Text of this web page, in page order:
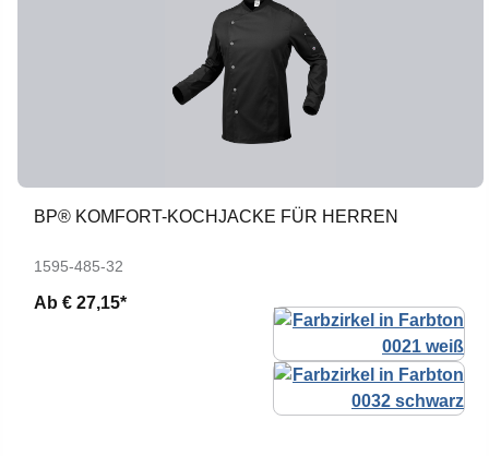
BP® KOMFORT-KOCHJACKE FÜR HERREN
1595-485-32
Ab € 27,15*